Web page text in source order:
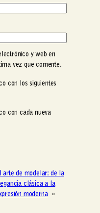
y web en
vez que comente.
con los siguientes
con cada nueva
arte de modelar: de la
clásica a la
moderna
»